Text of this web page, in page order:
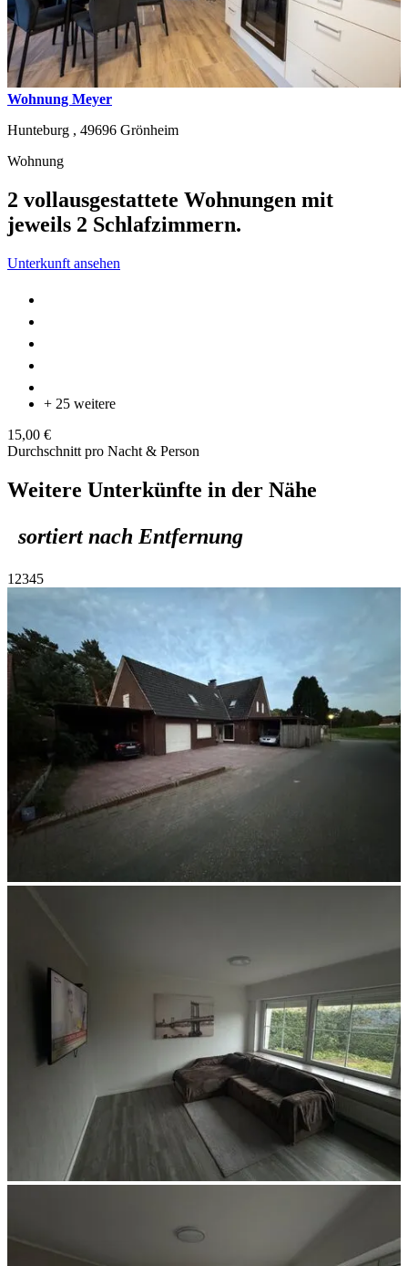
Wohnung Meyer
Hunteburg , 49696 Grönheim
Wohnung
2 vollausgestattete Wohnungen mit
jeweils 2 Schlafzimmern.
Unterkunft ansehen
+ 25 weitere
15,00 €
Durchschnitt pro Nacht & Person
Weitere Unterkünfte in der Nähe
sortiert nach Entfernung
1 2345